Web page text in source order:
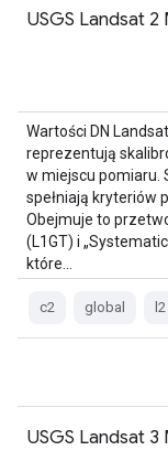
USGS Landsat
Wartości DN
reprezentują
w miejscu pomiaru.
spełniają kryteriów
Obejmuje to
(L1GT) i
które…
c2 global l2
USGS Landsat